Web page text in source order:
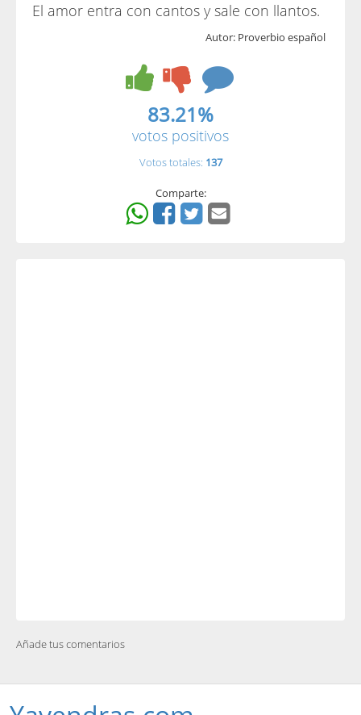
El amor entra con cantos y sale con llantos.
Autor: Proverbio español
83.21%
votos positivos
Votos totales: 137
Comparte:
Añade tus comentarios